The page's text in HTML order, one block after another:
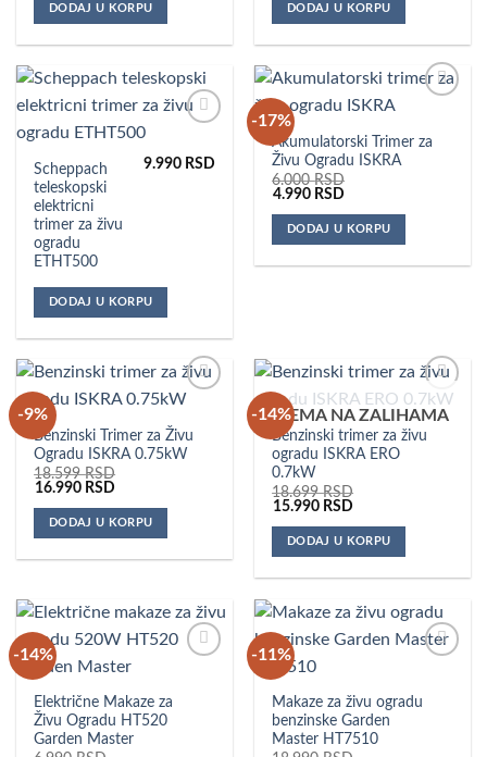
DODAJ U KORPU DODAJ U KORPU
Scheppach
teleskopski
elektricni
trimer za živu
ogradu
ETHT500
9.990 RSD
DODAJ U KORPU
-17%
Akumulatorski Trimer za
Živu Ogradu ISKRA
6.000RSD
Originalna
bila:
4.990 RSD
je:
4.990 RSD.
DODAJ U KORPU
-9%
Dodaj u
Benzinski Trimer za Živu
Ogradu ISKRA 0.75kW
18.599RSD
Originalna
bila:
16.990 RSD
je:
16.990 RSD.
DODAJ U KORPU
-14%
Dodaj u
omiljene
NEMA NA ZALIHAMA
Benzinski trimer za živu
ogradu ISKRA ERO
0.7kW
18.699RSD
Originalna
bila:
15.990 RSD
je:
15.990 RSD.
DODAJ U KORPU
-14%
Električne Makaze za
Živu Ogradu HT520
Garden Master
-11%
Makaze za živu ogradu
benzinske Garden
Master HT7510